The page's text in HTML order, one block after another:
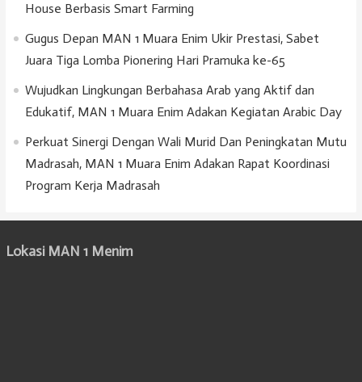
House Berbasis Smart Farming
Gugus Depan MAN 1 Muara Enim Ukir Prestasi, Sabet
Juara Tiga Lomba Pionering Hari Pramuka ke-65
Wujudkan Lingkungan Berbahasa Arab yang Aktif dan
Edukatif, MAN 1 Muara Enim Adakan Kegiatan Arabic Day
Perkuat Sinergi Dengan Wali Murid Dan Peningkatan Mutu
Madrasah, MAN 1 Muara Enim Adakan Rapat Koordinasi
Program Kerja Madrasah
Lokasi MAN 1 Menim